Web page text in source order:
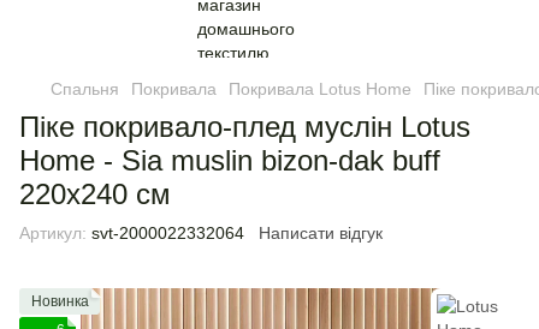
Спальня Покривала Покривала Lotus Home Піке
Піке покривало-плед муслін Lotus
Home - Sia muslin bizon-dak buff
220х240 см
Артикул: svt-2000022332064 Написати відгук
Новинка